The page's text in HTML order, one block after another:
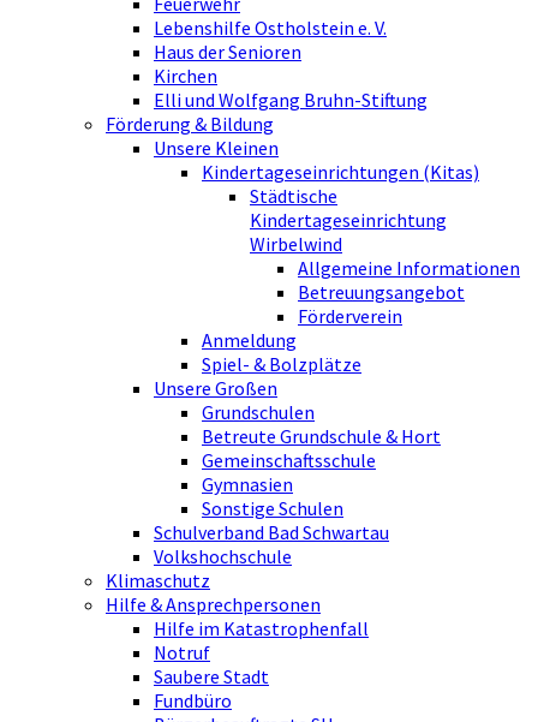
Lebenshilfe Ostholstein e. V.
Haus der Senioren
Kirchen
Elli und Wolfgang Bruhn-Stiftung
Förderung & Bildung
Unsere Kleinen
Kindertageseinrichtungen (Kitas)
Städtische
Kindertageseinrichtung
Wirbelwind
Allgemeine Informationen
Betreuungsangebot
Förderverein
Anmeldung
Spiel- & Bolzplätze
Unsere Großen
Grundschulen
Betreute Grundschule & Hort
Gemeinschaftsschule
Gymnasien
Sonstige Schulen
Schulverband Bad Schwartau
Volkshochschule
Klimaschutz
Hilfe & Ansprechpersonen
Hilfe im Katastrophenfall
Notruf
Saubere Stadt
Fundbüro